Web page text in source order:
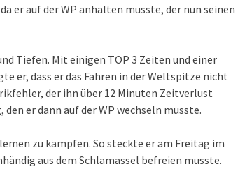
er auf der WP anhalten musste, der nun seinen
Tiefen. Mit einigen TOP 3 Zeiten und einer
er, dass er das Fahren in der Weltspitze nicht
der ihn über 12 Minuten Zeitverlust
er dann auf der WP wechseln musste.
zu kämpfen. So steckte er am Freitag im
aus dem Schlamassel befreien musste.